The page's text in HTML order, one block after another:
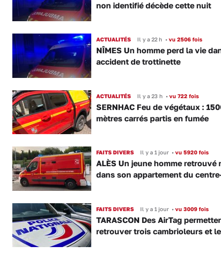
non identifié décède cette nuit
ACTUALITÉS Il y a 22 h •vu 2506 fois
NÎMES Un homme perd la vie
accident de trottinette
ACTUALITÉS Il y a 23 h •vu 722 fois
SERNHAC Feu de végétaux :
mètres carrés partis en fumée
FAITS DIVERS Il y a 1 jour •vu 5920 fois
ALÈS Un jeune homme retrouvé
dans son appartement du
FAITS DIVERS Il y a 1 jour •vu 3009 fois
TARASCON Des AirTag
retrouver trois cambrioleurs et